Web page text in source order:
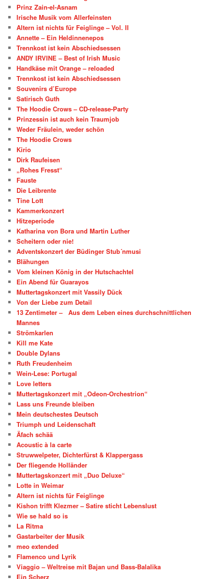
Prinz Zain-el-Asnam
Irische Musik vom Allerfeinsten
Altern ist nichts für Feiglinge – Vol. II
Annette – Ein Heldinnenepos
Trennkost ist kein Abschiedsessen
ANDY IRVINE – Best of Irish Music
Handkäse mit Orange – reloaded
Trennkost ist kein Abschiedsessen
Souvenirs d’Europe
Satirisch Guth
The Hoodie Crows – CD-release-Party
Prinzessin ist auch kein Traumjob
Weder Fräulein, weder schön
The Hoodie Crows
Kirio
Dirk Raufeisen
„Rohes Fresst“
Fauste
Die Leibrente
Tine Lott
Kammerkonzert
Hitzeperiode
Katharina von Bora und Martin Luther
Scheitern oder nie!
Adventskonzert der Büdinger Stub´nmusi
Blähungen
Vom kleinen König in der Hutschachtel
Ein Abend für Guarayos
Muttertagskonzert mit Vassily Dück
Von der Liebe zum Detail
13 Zentimeter – Aus dem Leben eines durchschnittlichen
Mannes
Strömkarlen
Kill me Kate
Double Dylans
Ruth Freudenheim
Wein-Lese: Portugal
Love letters
Muttertagskonzert mit „Odeon-Orchestrion“
Lass uns Freunde bleiben
Mein deutschestes Deutsch
Triumph und Leidenschaft
Äfach schää
Acoustic à la carte
Struwwelpeter, Dichterfürst & Klappergass
Der fliegende Holländer
Muttertagskonzert mit „Duo Deluxe“
Lotte in Weimar
Altern ist nichts für Feiglinge
Kishon trifft Klezmer – Satire sticht Lebenslust
Wie se hald so is
La Ritma
Gastarbeiter der Musik
meo extended
Flamenco und Lyrik
Viaggio – Weltreise mit Bajan und Bass-Balalika
Ein Scherz